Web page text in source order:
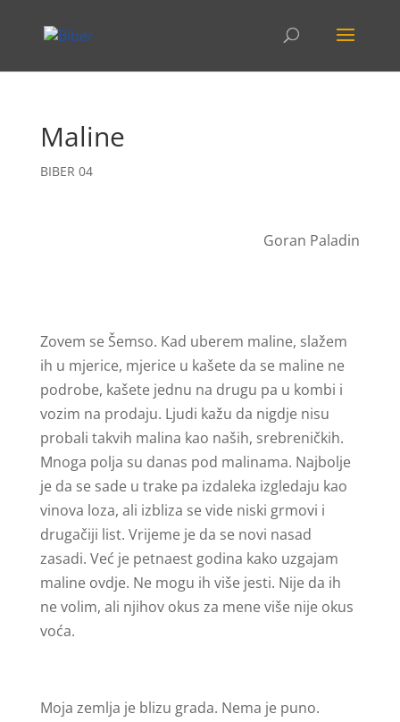
Maline
BIBER 04
Goran Paladin
Zovem se Šemso. Kad uberem maline, slažem
ih u mjerice, mjerice u kašete da se maline ne
podrobe, kašete jednu na drugu pa u kombi i
vozim na prodaju. Ljudi kažu da nigdje nisu
probali takvih malina kao naših, srebreničkih.
Mnoga polja su danas pod malinama. Najbolje
je da se sade u trake pa izdaleka izgledaju kao
vinova loza, ali izbliza se vide niski grmovi i
drugačiji list. Vrijeme je da se novi nasad
zasadi. Već je petnaest godina kako uzgajam
maline ovdje. Ne mogu ih više jesti. Nije da ih
ne volim, ali njihov okus za mene više nije okus
voća.
Moja zemlja je blizu grada. Nema je puno.